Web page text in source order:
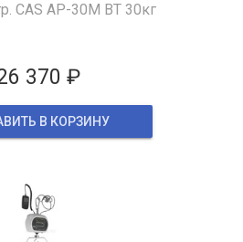
CAS AP-30M BT 30кг
370 ₽
В КОРЗИНУ